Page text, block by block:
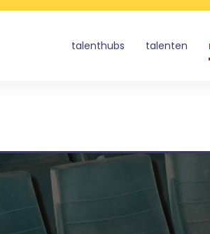
talenthubs talenten